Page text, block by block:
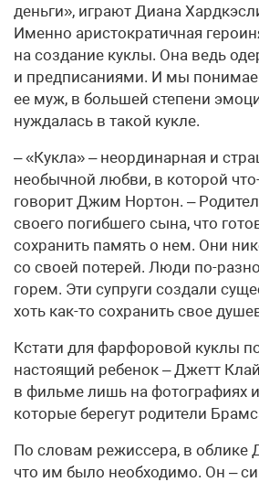
деньги», играют Диана
Именно аристократичная
на создание куклы. Она ведь
и предписаниями. И мы
ее муж, в большей степени
нуждалась в такой кукле.
– «Кукла» – неординарная и
необычной любви, в которой
говорит Джим Нортон. –
своего погибшего сына, что
сохранить память о нем. Они
со своей потерей. Люди по-
горем. Эти супруги создали
хоть как-то сохранить свое
Кстати для фарфоровой куклы
настоящий ребенок – Джетт
в фильме лишь на фотографиях
которые берегут родители
По словам режиссера, в облике
что им было необходимо. Он –